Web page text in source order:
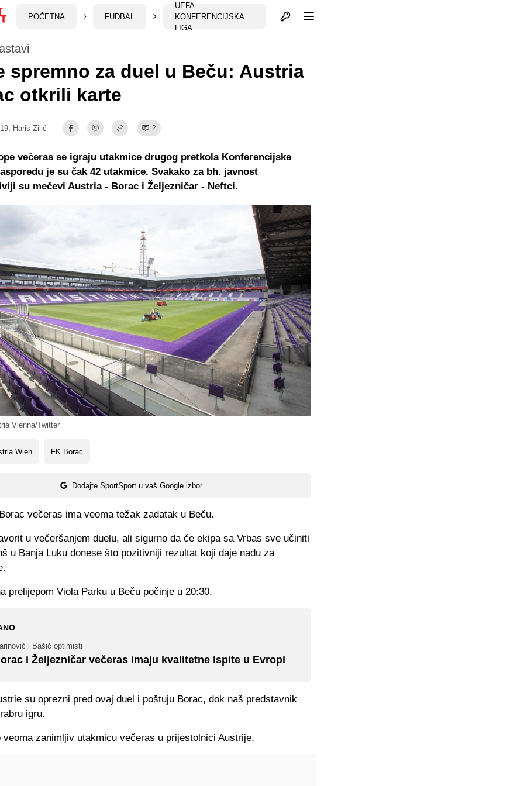
POČETNA FUDBAL
UEFA
KONFERENCIJSKA
LIGA
Otvori profil
Vienna/Twitter
spremno za duel u Beču: Austria
otkrili karte
Haris Zilić 2
Wien FK Borac
Dodajte SportSport u vaš Google izbor
večeras se igraju utakmice drugog pretkola Konferencijske
je su čak 42 utakmice. Svakako za bh. javnost
su mečevi Austria - Borac i Željezničar - Neftci.
večeras ima veoma težak zadatak u Beču.
u večeršanjem duelu, ali sigurno da će ekipa sa Vrbas sve učiniti
u Banja Luku donese što pozitivniji rezultat koji daje nadu za
prelijepom Viola Parku u Beču počinje u 20:30.
i Bašić optimisti
i Željezničar večeras imaju kvalitetne ispite u Evropi
su oprezni pred ovaj duel i poštuju Borac, dok naš predstavnik
igru.
veoma zanimljiv utakmicu večeras u prijestolnici Austrije.